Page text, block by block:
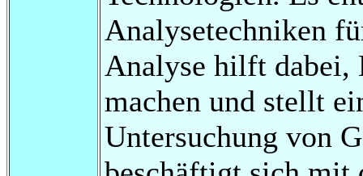
Analysetechniken
Analyse hilft dabei,
machen und stellt
Untersuchung von